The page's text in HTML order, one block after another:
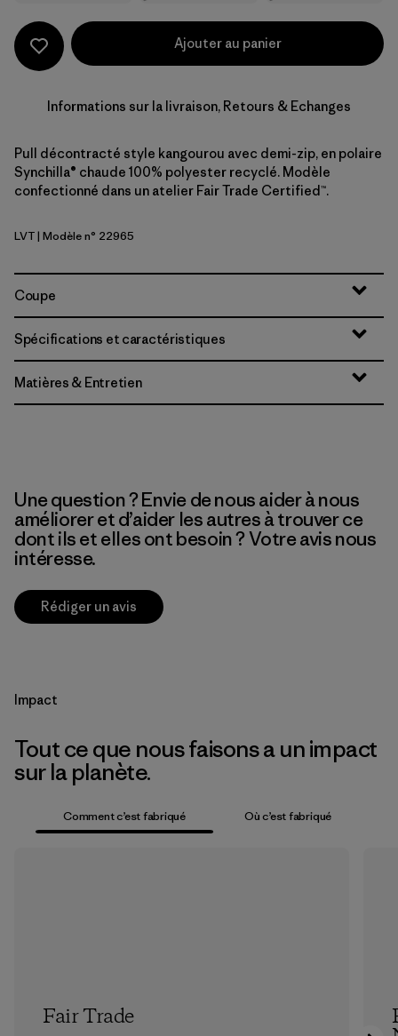
Ajouter au panier
Informations sur la livraison, Retours & Echanges
Pull décontracté style kangourou avec demi-zip, en polaire
Synchilla® chaude 100% polyester recyclé. Modèle
confectionné dans un atelier Fair Trade Certified™.
Light Violet
LVT| Modèle n° 22965
Coupe
Spécifications et caractéristiques
Matières & Entretien
Une question ? Envie de nous aider à nous
améliorer et d’aider les autres à trouver ce
dont ils et elles ont besoin ? Votre avis nous
intéresse.
Rédiger un avis
Impact
Tout ce que nous faisons a un impact
sur la planète.
Comment c’est fabriqué Où c’est fabriqué
Fair Trade